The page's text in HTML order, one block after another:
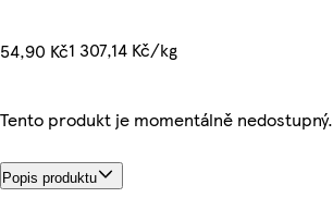
54,90 Kč1 307,14 Kč/kg
Tento produkt je momentálně nedostupný.
Popis produktu